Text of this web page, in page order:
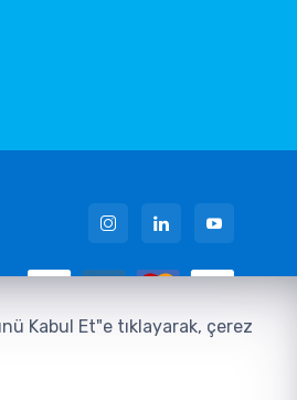
Kabul Et"e tıklayarak, çerez